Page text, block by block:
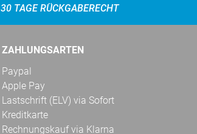
30 TAGE RÜCKGABERECHT
ZAHLUNGSARTEN
Paypal
Apple Pay
Lastschrift (ELV) via Sofort
Kreditkarte
Rechnungskauf via Klarna